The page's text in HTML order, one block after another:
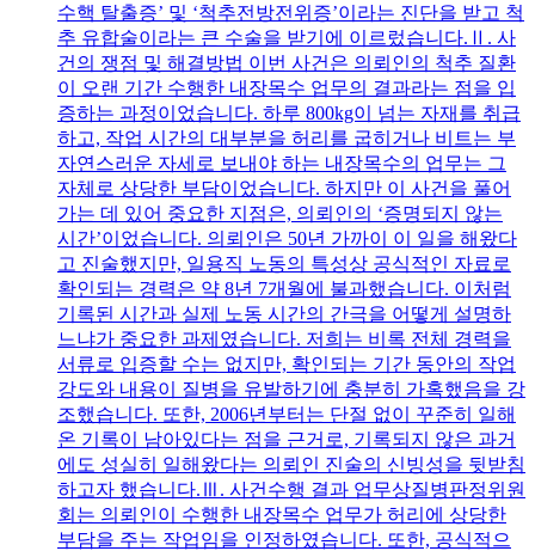
수핵 탈출증’ 및 ‘척추전방전위증’이라는 진단을 받고 척
추 유합술이라는 큰 수술을 받기에 이르렀습니다.Ⅱ. 사
건의 쟁점 및 해결방법 이번 사건은 의뢰인의 척추 질환
이 오랜 기간 수행한 내장목수 업무의 결과라는 점을 입
증하는 과정이었습니다. 하루 800kg이 넘는 자재를 취급
하고, 작업 시간의 대부분을 허리를 굽히거나 비트는 부
자연스러운 자세로 보내야 하는 내장목수의 업무는 그
자체로 상당한 부담이었습니다. 하지만 이 사건을 풀어
가는 데 있어 중요한 지점은, 의뢰인의 ‘증명되지 않는
시간’이었습니다. 의뢰인은 50년 가까이 이 일을 해왔다
고 진술했지만, 일용직 노동의 특성상 공식적인 자료로
확인되는 경력은 약 8년 7개월에 불과했습니다. 이처럼
기록된 시간과 실제 노동 시간의 간극을 어떻게 설명하
느냐가 중요한 과제였습니다. 저희는 비록 전체 경력을
서류로 입증할 수는 없지만, 확인되는 기간 동안의 작업
강도와 내용이 질병을 유발하기에 충분히 가혹했음을 강
조했습니다. 또한, 2006년부터는 단절 없이 꾸준히 일해
온 기록이 남아있다는 점을 근거로, 기록되지 않은 과거
에도 성실히 일해왔다는 의뢰인 진술의 신빙성을 뒷받침
하고자 했습니다.Ⅲ. 사건수행 결과 업무상질병판정위원
회는 의뢰인이 수행한 내장목수 업무가 허리에 상당한
부담을 주는 작업임을 인정하였습니다. 또한, 공식적으